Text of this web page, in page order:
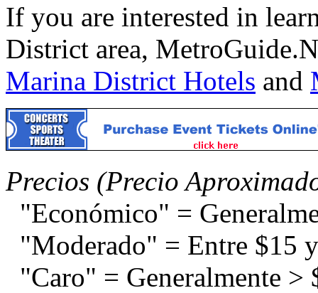
If you are interested in
District area,
Marina District Hotels and
Precios (Precio
"Económico" =
"Moderado" = Entre $15
"Caro" = Generalmente >